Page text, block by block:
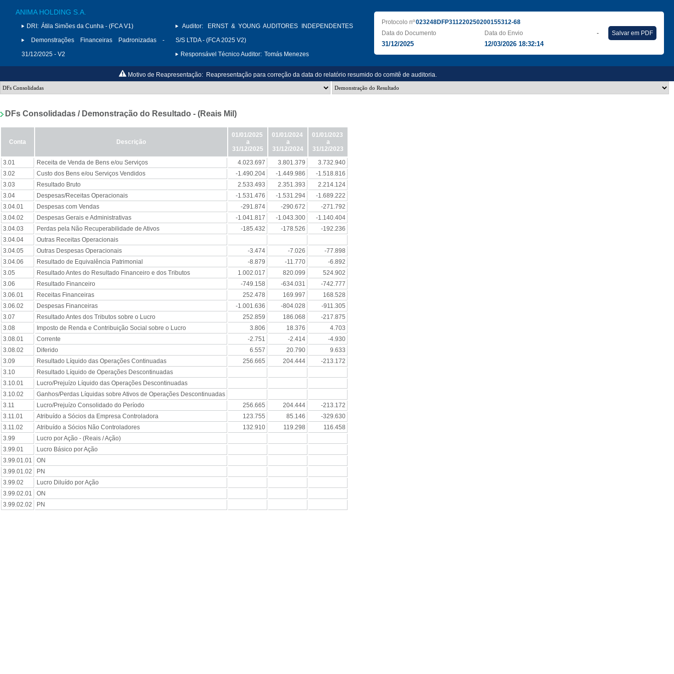
ANIMA HOLDING S.A.
DRI: Átila Simões da Cunha - (FCA V1)
Demonstrações Financeiras Padronizadas -
31/12/2025 - V2
Auditor:
ERNST & YOUNG AUDITORES INDEPENDENTES
S/S LTDA - (FCA 2025 V2)
Responsável Técnico Auditor: Tomás Menezes
Protocolo nº023248DFP311220250200155312-68
Data do Documento
31/12/2025
Data do Envio
12/03/2026 18:32:14
- Salvar em PDF
Motivo de Reapresentação: Reapresentação para correção da data do relatório resumido do comitê de auditoria.